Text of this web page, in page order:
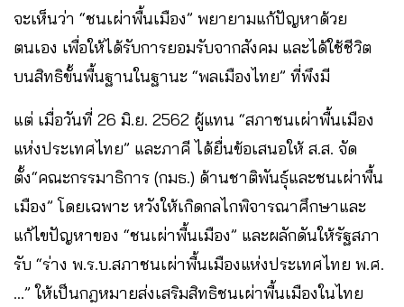
จะเห็นว่า “ชนเผ่าพื้นเมือง” พยายามแก้ปัญหาด้วย
ตนเอง เพื่อให้ได้รับการยอมรับจากสังคม และได้ใช้ชีวิต
บนสิทธิขั้นพื้นฐานในฐานะ “พลเมืองไทย” ที่พึงมี
แต่ เมื่อวันที่ 26 มิ.ย. 2562 ผู้แทน “สภาชนเผ่าพื้นเมือง
แห่งประเทศไทย” และภาคี ได้ยื่นข้อเสนอให้ ส.ส. จัด
ตั้ง“คณะกรรมาธิการ (กมธ.) ด้านชาติพันธุ์และชนเผ่าพื้น
เมือง” โดยเฉพาะ หวังให้เกิดกลไกพิจารณาศึกษาและ
แก้ไขปัญหาของ “ชนเผ่าพื้นเมือง” และผลักดันให้รัฐสภา
รับ “ร่าง พ.ร.บ.สภาชนเผ่าพื้นเมืองแห่งประเทศไทย พ.ศ.
…” ให้เป็นกฎหมายส่งเสริมสิทธิชนเผ่าพื้นเมืองในไทย